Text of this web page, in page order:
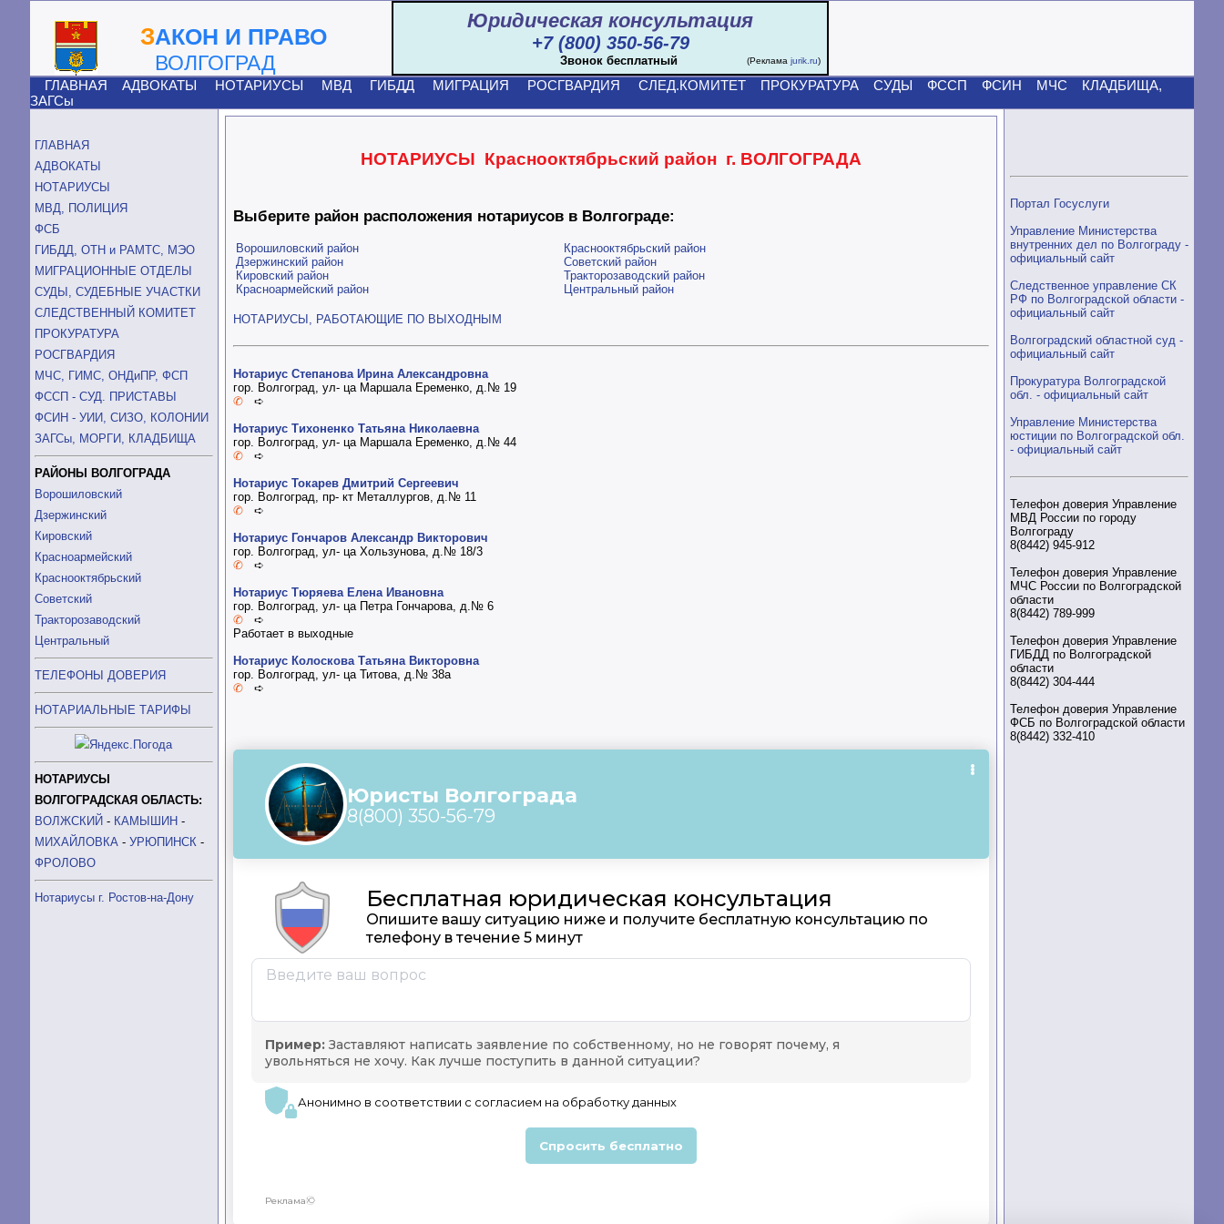
ЗАКОН И ПРАВО
ВОЛГОГРАД
Юридическая консультация
+7 (800) 350-56-79
Звонок бесплатный (Реклама jurik.ru)
ГЛАВНАЯ АДВОКАТЫ НОТАРИУСЫ МВД ГИБДД МИГРАЦИЯ РОСГВАРДИЯ СЛЕД.КОМИТЕТ ПРОКУРАТУРА СУДЫ ФССП ФСИН МЧС
КЛАДБИЩА,
ЗАГСы
ГЛАВНАЯ
АДВОКАТЫ
НОТАРИУСЫ
МВД, ПОЛИЦИЯ
ФСБ
ГИБДД, ОТН и РАМТС, МЭО
МИГРАЦИОННЫЕ ОТДЕЛЫ
СУДЫ, СУДЕБНЫЕ УЧАСТКИ
СЛЕДСТВЕННЫЙ КОМИТЕТ
ПРОКУРАТУРА
РОСГВАРДИЯ
МЧС, ГИМС, ОНДиПР, ФСП
ФССП - СУД. ПРИСТАВЫ
ФСИН - УИИ, СИЗО, КОЛОНИИ
ЗАГСы, МОРГИ, КЛАДБИЩА
РАЙОНЫ ВОЛГОГРАДА
Ворошиловский
Дзержинский
Кировский
Красноармейский
Краснооктябрьский
Советский
Тракторозаводский
Центральный
ТЕЛЕФОНЫ ДОВЕРИЯ
НОТАРИАЛЬНЫЕ ТАРИФЫ
НОТАРИУСЫ
ВОЛГОГРАДСКАЯ ОБЛАСТЬ:
ВОЛЖСКИЙ - КАМЫШИН -
МИХАЙЛОВКА - УРЮПИНСК -
ФРОЛОВО
Нотариусы г. Ростов-на-Дону
НОТАРИУСЫ Краснооктябрьский район г. ВОЛГОГРАДА
Выберите район расположения нотариусов в Волгограде:
Ворошиловский район
Дзержинский район
Кировский район
Красноармейский район
Краснооктябрьский район
Советский район
Тракторозаводский район
Центральный район
НОТАРИУСЫ, РАБОТАЮЩИЕ ПО ВЫХОДНЫМ
Нотариус Степанова Ирина Александровна
гор. Волгоград, ул- ца Маршала Еременко, д.№ 19
✆ ➪
Нотариус Тихоненко Татьяна Николаевна
гор. Волгоград, ул- ца Маршала Еременко, д.№ 44
✆ ➪
Нотариус Токарев Дмитрий Сергеевич
гор. Волгоград, пр- кт Металлургов, д.№ 11
✆ ➪
Нотариус Гончаров Александр Викторович
гор. Волгоград, ул- ца Хользунова, д.№ 18/3
✆ ➪
Нотариус Тюряева Елена Ивановна
гор. Волгоград, ул- ца Петра Гончарова, д.№ 6
✆ ➪
Работает в выходные
Нотариус Колоскова Татьяна Викторовна
гор. Волгоград, ул- ца Титова, д.№ 38а
✆ ➪
Портал Госуслуги
Управление Министерства
внутренних дел по Волгограду -
официальный сайт
Следственное управление СК
РФ по Волгоградской области -
официальный сайт
Волгоградский областной суд -
официальный сайт
Прокуратура Волгоградской
обл. - официальный сайт
Управление Министерства
юстиции по Волгоградской обл.
- официальный сайт
Телефон доверия Управление
МВД России по городу
Волгограду
8(8442) 945-912
Телефон доверия Управление
МЧС России по Волгоградской
области
8(8442) 789-999
Телефон доверия Управление
ГИБДД по Волгоградской
области
8(8442) 304-444
Телефон доверия Управление
ФСБ по Волгоградской области
8(8442) 332-410